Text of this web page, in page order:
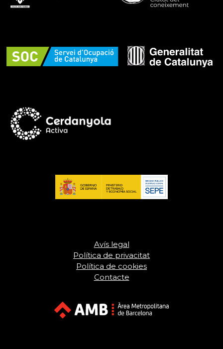
Avís legal
Política de privacitat
Política de cookies
Contacte